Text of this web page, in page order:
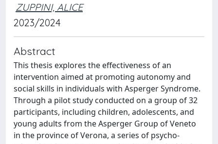
ZUPPINI, ALICE
2023/2024
Abstract
This thesis explores the effectiveness of an
intervention aimed at promoting autonomy and
social skills in individuals with Asperger Syndrome.
Through a pilot study conducted on a group of 32
participants, including children, adolescents, and
young adults from the Asperger Group of Veneto
in the province of Verona, a series of psycho-